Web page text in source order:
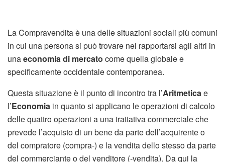
La Compravendita è una delle situazioni sociali più comuni
in cui una persona si può trovare nel rapportarsi agli altri in
unaeconomia di mercato come quella globale e
specificamente occidentale contemporanea.
Questa situazione è il punto di incontro tra l’Aritmeticae
l’Economia in quanto si applicano le operazioni di calcolo
delle quattro operazioni a una trattativa commerciale che
prevede l’acquisto di un bene da parte dell’acquirente o
del compratore (compra-) e la vendita dello stesso da parte
del commerciante o del venditore (-vendita). Da qui la